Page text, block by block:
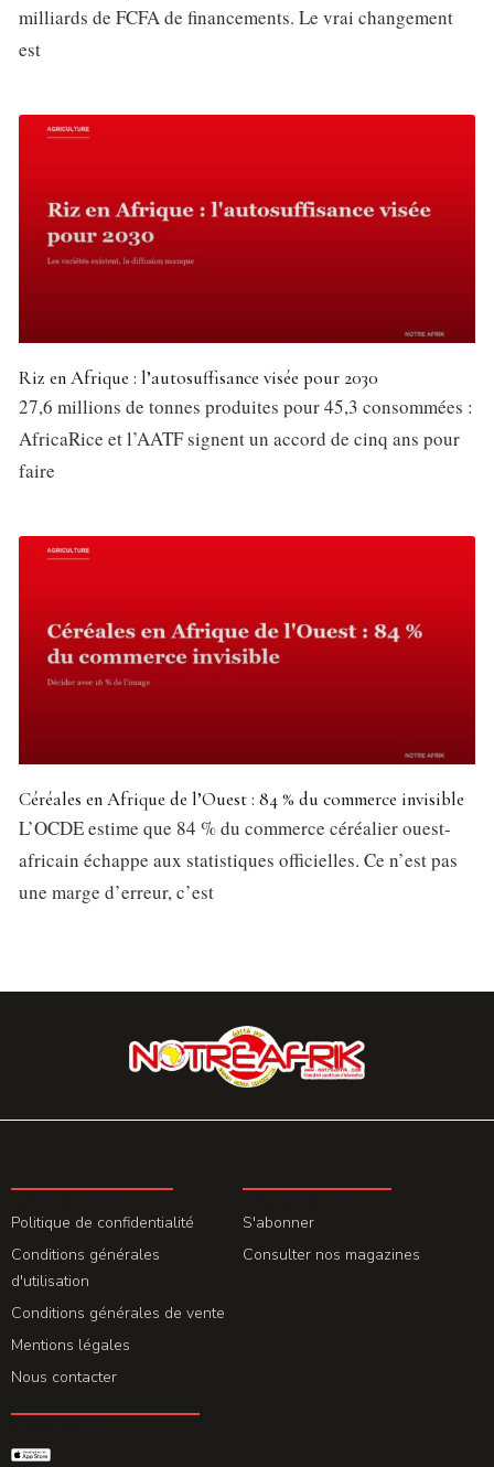
milliards de FCFA de financements. Le vrai changement
est
Riz en Afrique : l’autosuffisance visée pour 2030
27,6 millions de tonnes produites pour 45,3 consommées :
AfricaRice et l’AATF signent un accord de cinq ans pour
faire
Céréales en Afrique de l’Ouest : 84 % du commerce invisible
L’OCDE estime que 84 % du commerce céréalier ouest-
africain échappe aux statistiques officielles. Ce n’est pas
une marge d’erreur, c’est
Politique de confidentialité
Conditions générales
d'utilisation
Conditions générales de vente
Mentions légales
Nous contacter
S'abonner
Consulter nos magazines